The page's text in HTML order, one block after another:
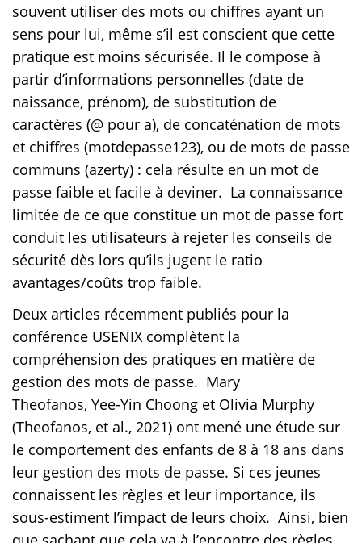
souvent utiliser des mots ou chiffres ayant un
sens pour lui, même s’il est conscient que cette
pratique est moins sécurisée. Il le compose à
partir d’informations personnelles (date de
naissance, prénom), de substitution de
caractères (@ pour a), de concaténation de mots
et chiffres (motdepasse123), ou de mots de passe
communs (azerty) : cela résulte en un mot de
passe faible et facile à deviner. La connaissance
limitée de ce que constitue un mot de passe fort
conduit les utilisateurs à rejeter les conseils de
sécurité dès lors qu’ils jugent le ratio
avantages/coûts trop faible.
Deux articles récemment publiés pour la
conférence USENIX complètent la
compréhension des pratiques en matière de
gestion des mots de passe. Mary
Theofanos, Yee-Yin Choong et Olivia Murphy
(Theofanos, et al., 2021) ont mené une étude sur
le comportement des enfants de 8 à 18 ans dans
leur gestion des mots de passe. Si ces jeunes
connaissent les règles et leur importance, ils
sous-estiment l’impact de leurs choix. Ainsi, bien